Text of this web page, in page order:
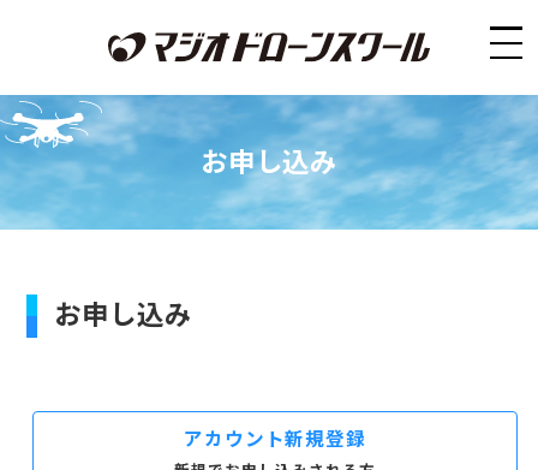
お申し込み
お申し込み
アカウント新規登録